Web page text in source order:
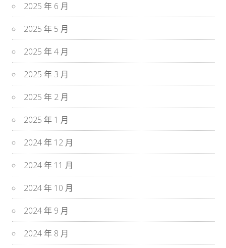
2025 年 6 月
2025 年 5 月
2025 年 4 月
2025 年 3 月
2025 年 2 月
2025 年 1 月
2024 年 12 月
2024 年 11 月
2024 年 10 月
2024 年 9 月
2024 年 8 月